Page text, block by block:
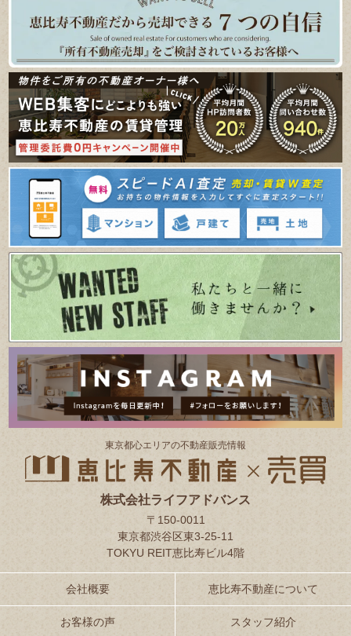
東京都⼼エリアの不動産販売情報
株式会社ライフアドバンス
〒150-0011
東京都渋谷区東3-25-11
TOKYU REIT恵比寿ビル4階
会社概要 恵比寿不動産について
お客様の声 スタッフ紹介